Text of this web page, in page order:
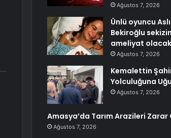
Ağustos 7, 2026
Ünlü oyuncu Aslı
Bekiroğlu
ameliyat olacak
Ağustos 7, 2026
Kemalettin
Yolculuğuna
Ağustos 7, 2026
Amasya’da Tarım Arazileri Zarar
Ağustos 7, 2026